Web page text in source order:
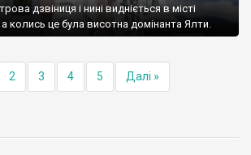
дзвіниця і нині видніється в місті
колись це була висотна домінанта Ялти.
2 3 4 5 Далі »